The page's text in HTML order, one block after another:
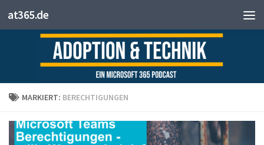
Zum Inhalt springen
at365.de
MARKIERT: BERECHTIGUNGEN